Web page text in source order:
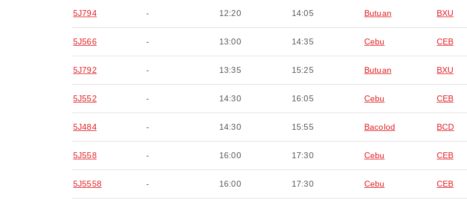
5J794 - 12:20 14:05 Butuan BXU
5J566 - 13:00 14:35 Cebu CEB
5J792 - 13:35 15:25 Butuan BXU
5J552 - 14:30 16:05 Cebu CEB
5J484 - 14:30 15:55 Bacolod BCD
5J558 - 16:00 17:30 Cebu CEB
5J5558 - 16:00 17:30 Cebu CEB